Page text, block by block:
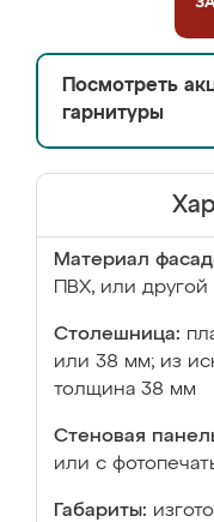
Посмотреть
гарнитуры
Материал
ПВХ, или
Столешница:
или 38 мм; из
толщина 38 мм
Стеновая
или с
Габариты: